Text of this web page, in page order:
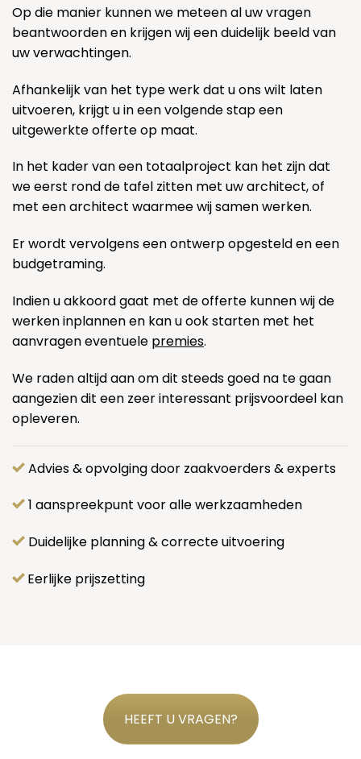
Op die manier kunnen we meteen al uw vragen
beantwoorden en krijgen wij een duidelijk beeld van
uw verwachtingen.
Afhankelijk van het type werk dat u ons wilt laten
uitvoeren, krijgt u in een volgende stap een
uitgewerkte offerte op maat.
In het kader van een totaalproject kan het zijn dat
we eerst rond de tafel zitten met uw architect, of
met een architect waarmee wij samen werken.
Er wordt vervolgens een ontwerp opgesteld en een
budgetraming.
Indien u akkoord gaat met de offerte kunnen wij de
werken inplannen en kan u ook starten met het
aanvragen eventuele premies.
We raden altijd aan om dit steeds goed na te gaan
aangezien dit een zeer interessant prijsvoordeel kan
opleveren.
Advies & opvolging door zaakvoerders & experts
1 aanspreekpunt voor alle werkzaamheden
Duidelijke planning & correcte uitvoering
Eerlijke prijszetting
HEEFT U VRAGEN?